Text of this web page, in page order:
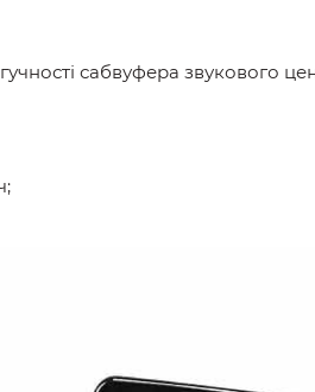
сабвуфера звукового